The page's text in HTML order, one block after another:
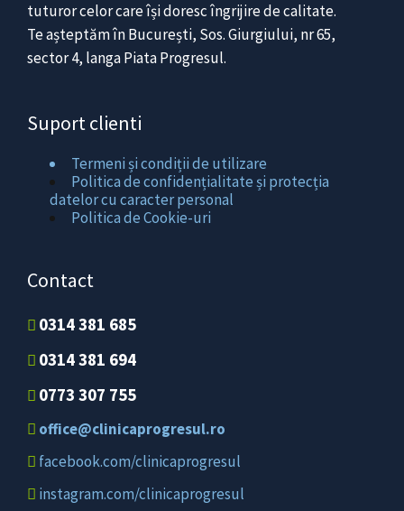
tuturor celor care își doresc îngrijire de calitate.
Te așteptăm în București, Sos. Giurgiului, nr 65,
sector 4, langa Piata Progresul.
Suport clienti
Termeni și condiții de utilizare
Politica de confidențialitate și protecția
datelor cu caracter personal
Politica de Cookie-uri
Contact
0314 381 685
0314 381 694
0773 307 755
office@clinicaprogresul.ro
facebook.com/clinicaprogresul
instagram.com/clinicaprogresul